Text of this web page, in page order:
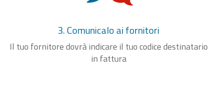
3. Comunicalo ai fornitori
Il tuo fornitore dovrà indicare il tuo codice destinatario
in fattura